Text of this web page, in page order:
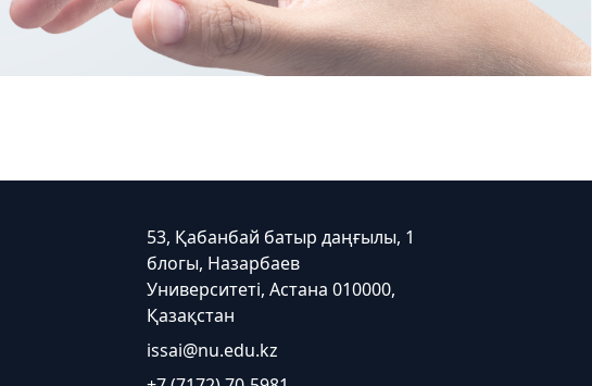
53, Қабанбай батыр даңғылы, 1
блогы, Назарбаев
Университеті, Астана 010000,
Қазақстан
issai@nu.edu.kz